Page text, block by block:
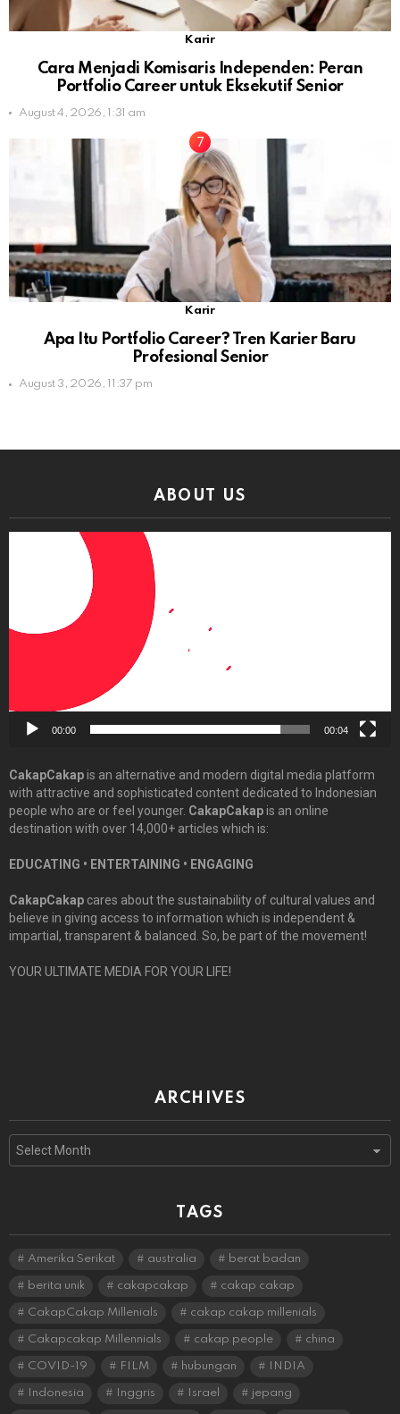
Karir
Cara Menjadi Komisaris Independen: Peran
Portfolio Career untuk Eksekutif Senior
August 4, 2026, 1:31 am
Karir
Apa Itu Portfolio Career? Tren Karier Baru
Profesional Senior
August 3, 2026, 11:37 pm
ABOUT US
00:00 00:04
CakapCakapis an alternative and modern digital media platform
with attractive and sophisticated content dedicated to Indonesian
people who are or feel younger. CakapCakapis an online
destination with over 14,000+ articles which is:
EDUCATING • ENTERTAINING • ENGAGING
CakapCakap cares about the sustainability of cultural values and
believe in giving access to information which is independent &
impartial, transparent & balanced. So, be part of the movement!
YOUR ULTIMATE MEDIA FOR YOUR LIFE!
ARCHIVES
Archives
TAGS
Amerika Serikat australia berat badan
berita unik cakapcakap cakap cakap
CakapCakap Millenials cakap cakap millenials
Cakapcakap Millennials cakap people china
COVID-19 FILM hubungan INDIA
Indonesia Inggris Israel jepang